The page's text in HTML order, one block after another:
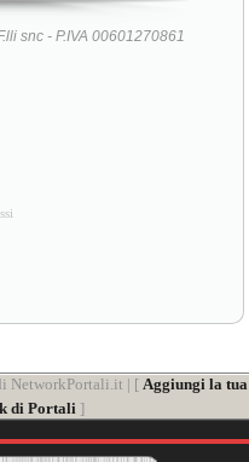
snc - P.IVA 00601270861
NetworkPortali.it | [Aggiungi la tua
di Portali]